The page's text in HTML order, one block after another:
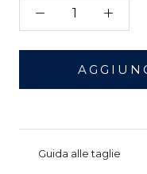
Guida alle taglie